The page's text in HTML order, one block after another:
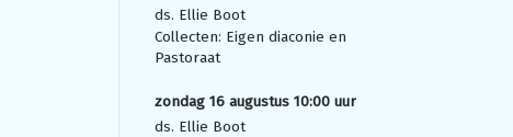
ds. Ellie Boot
Collecten: Eigen diaconie en
Pastoraat
zondag 16 augustus 10:00 uur
ds. Ellie Boot